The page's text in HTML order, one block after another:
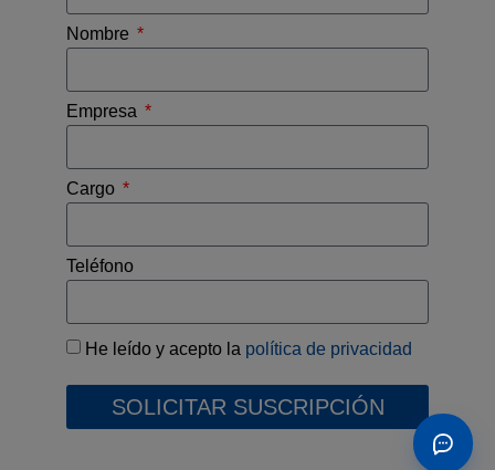
Nombre
Empresa
Cargo
Teléfono
He leído y acepto la política de privacidad
SOLICITAR SUSCRIPCIÓN